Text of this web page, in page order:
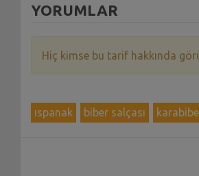
YORUMLAR
Hiç kimse bu tarif hakkında
ıspanak biber salçası